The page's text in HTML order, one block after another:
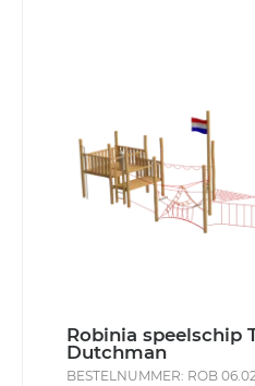
Robinia speelschip
Dutchman
BESTELNUMMER: ROB